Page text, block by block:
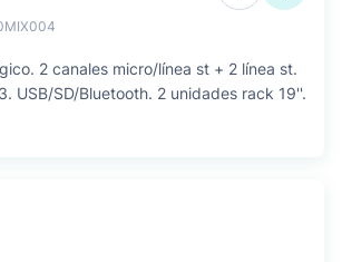
2 canales micro/línea st + 2 línea st.
USB/SD/Bluetooth. 2 unidades rack 19''.